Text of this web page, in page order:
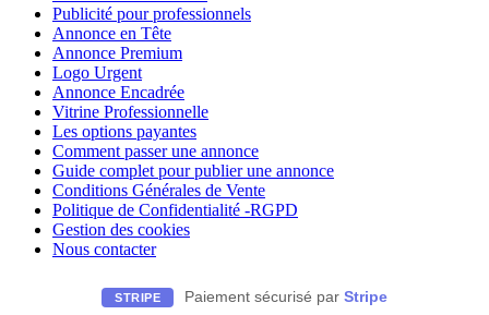
Publicité pour professionnels
Annonce en Tête
Annonce Premium
Logo Urgent
Annonce Encadrée
Vitrine Professionnelle
Les options payantes
Comment passer une annonce
Guide complet pour publier une annonce
Conditions Générales de Vente
Politique de Confidentialité -RGPD
Gestion des cookies
Nous contacter
STRIPE Paiement sécurisé par Stripe